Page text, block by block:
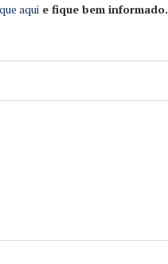
aqui e fique bem informado.